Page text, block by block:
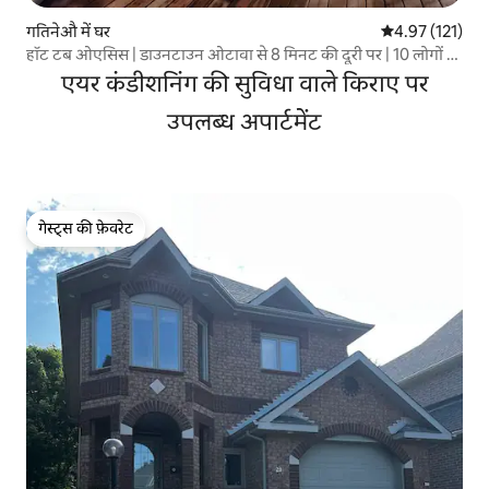
गतिनेऔ में घर औसत रेटिंग 5 में से
4.97 (121)
हॉट टब ओएसिस | डाउनटाउन ओटावा से 8 मिनट की दूरी पर | 10 लोगों के
सोने की जगह
एयर कंडीशनिंग की सुविधा वाले किराए पर
उपलब्ध अपार्टमेंट
गेस्ट्स की फ़ेवरेट
गेस्ट्स की फ़ेवरेट